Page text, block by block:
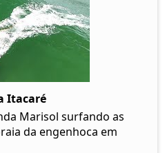
Itacaré
Marisol surfando as
da engenhoca em